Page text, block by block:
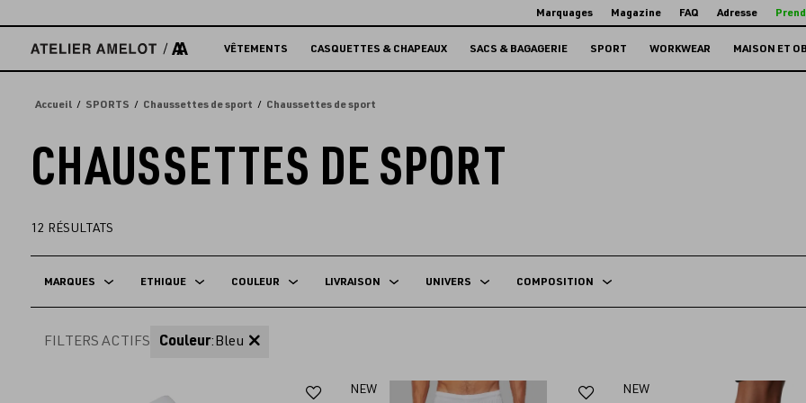
directement
contenu
Marquages Magazine FAQ Adresse
VÊTEMENTS CASQUETTES & CHAPEAUX SACS & BAGAGERIE SPORT WORKWEAR MAISON ET
Accueil SPORTS Chaussettes de sport Chaussettes de sport
CHAUSSETTES DE SPORT
12 RÉSULTATS
MARQUES ETHIQUE COULEUR LIVRAISON UNIVERS COMPOSITION
FILTERS ACTIFS Couleur:Bleu
Ajouter
NEW
Ajouter
NEW